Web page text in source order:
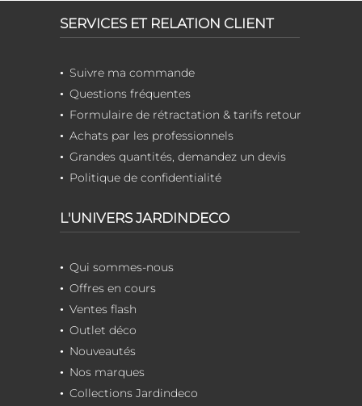
SERVICES ET RELATION CLIENT
Suivre ma commande
Questions fréquentes
Formulaire de rétractation & tarifs retour
Achats par les professionnels
Grandes quantités, demandez un devis
Politique de confidentialité
L'UNIVERS JARDINDECO
Qui sommes-nous
Offres en cours
Ventes flash
Outlet déco
Nouveautés
Nos marques
Collections Jardindeco